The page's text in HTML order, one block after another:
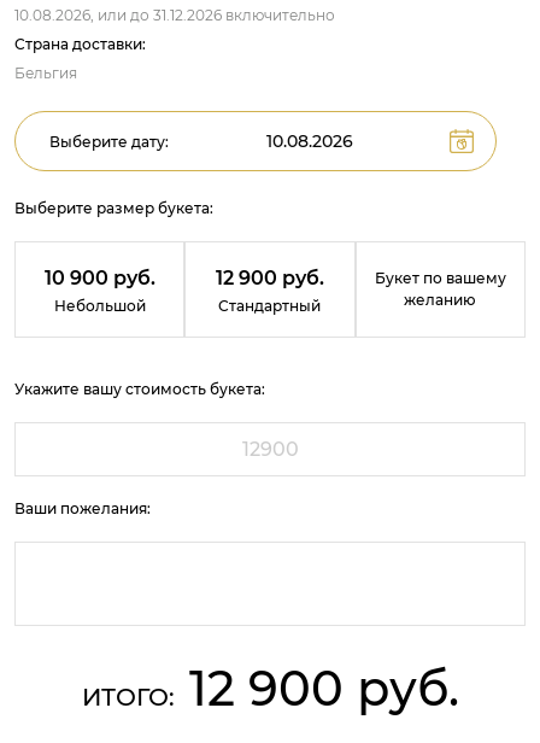
10.08.2026, или до 31.12.2026 включительно
Страна доставки:
Бельгия
Выберите дату:
Выберите размер букета:
10 900 руб.
Небольшой
12 900 руб.
Стандартный
Букет по вашему
желанию
Укажите вашу стоимость букета:
Ваши пожелания:
ИТОГО: 12 900 руб.